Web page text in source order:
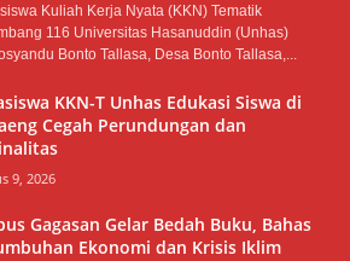
Kuliah Kerja Nyata (KKN) Tematik
116 Universitas Hasanuddin (Unhas)
Bonto Tallasa, Desa Bonto Tallasa,...
KKN-T Unhas Edukasi Siswa di
Cegah Perundungan dan
9, 2026
Gagasan Gelar Bedah Buku, Bahas
Ekonomi dan Krisis Iklim